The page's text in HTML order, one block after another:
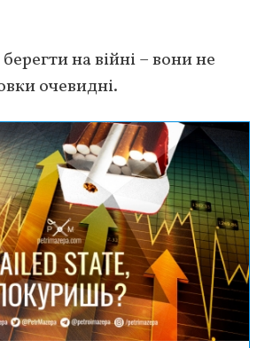
на війні – вони не
очевидні.